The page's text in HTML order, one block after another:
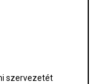
szervezetét